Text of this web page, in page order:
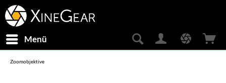
Menü
Zoomobjektive